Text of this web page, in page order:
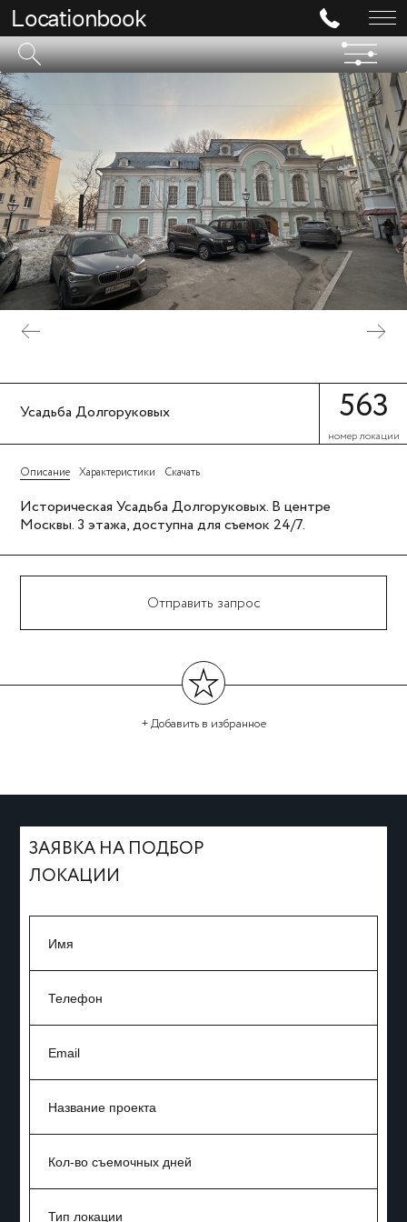
Locationbook
Усадьба Долгоруковых 563
номер локации
Описание Характеристики Скачать
Историческая Усадьба Долгоруковых. В центре
Москвы. 3 этажа, доступна для съемок 24/7.
+ Добавить в избранное
Отправить запрос
ЗАЯВКА НА ПОДБОР
ЛОКАЦИИ